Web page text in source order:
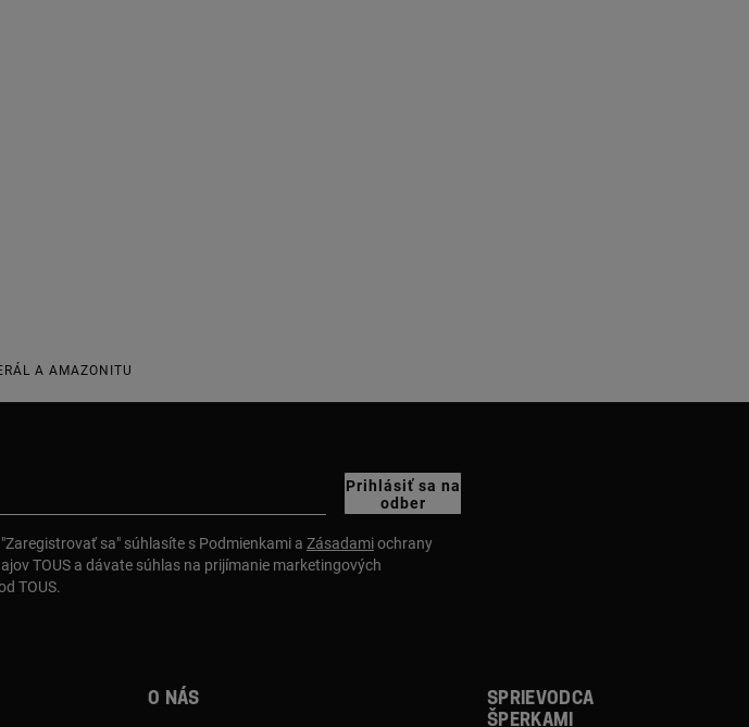
A AMAZONITU
Prihlásiť sa na
odber
sa" súhlasíte s Podmienkami a Zásadamiochrany
TOUS a dávate súhlas na prijímanie marketingových
TOUS.
O nás
Sprievodca
šperkami